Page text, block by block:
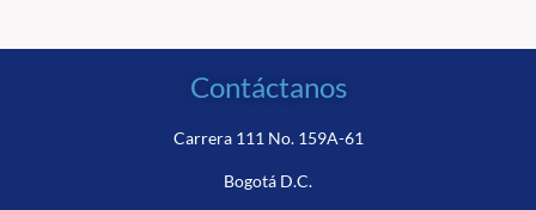
Contáctanos
Carrera 111 No. 159A-61
Bogotá D.C.